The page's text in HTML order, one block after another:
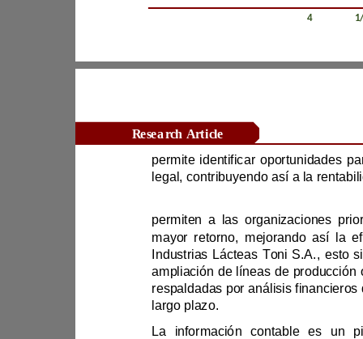
Revista Científica Zambos / Vol. 04 1
Research Article
Industrias Láctea
largo plazo.
L